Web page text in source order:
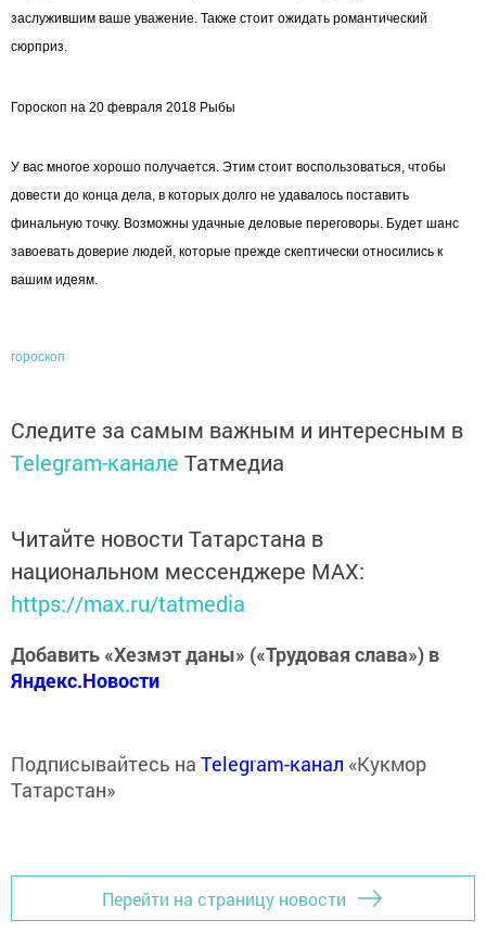
заслужившим ваше уважение. Также стоит ожидать романтический
сюрприз.
Гороскоп на 20 февраля 2018 Рыбы
У вас многое хорошо получается. Этим стоит воспользоваться, чтобы
довести до конца дела, в которых долго не удавалось поставить
финальную точку. Возможны удачные деловые переговоры. Будет шанс
завоевать доверие людей, которые прежде скептически относились к
вашим идеям.
гороскоп
Следите за самым важным и интересным в
Telegram-канале Татмедиа
Читайте новости Татарстана в
национальном мессенджере MАХ:
https://max.ru/tatmedia
Добавить «Хезмэт даны» («Трудовая слава») в
Яндекс.Новости
Подписывайтесь на Telegram-канал «Кукмор
Татарстан»
Перейти на страницу новости